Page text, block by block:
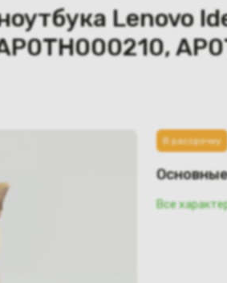
Lenovo
В рассрочку
Все